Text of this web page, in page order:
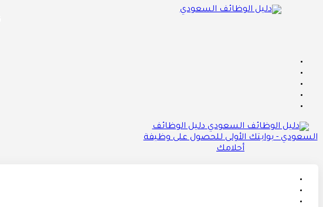
دليل الوظائف
السعودي - بوابتك الأولى للحصول على وظيفة
أحلامك